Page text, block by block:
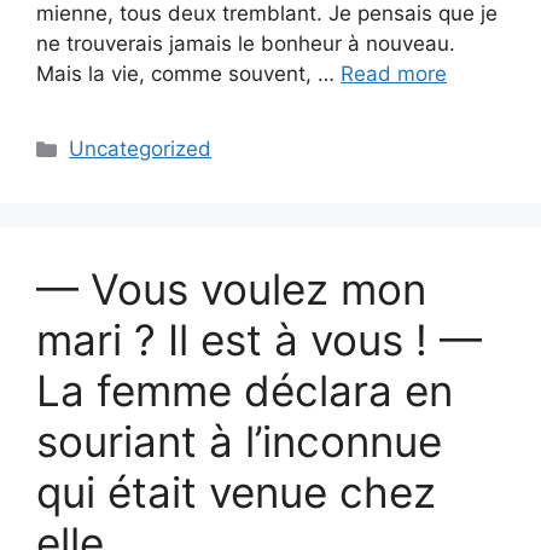
mienne, tous deux tremblant. Je pensais que je
ne trouverais jamais le bonheur à nouveau.
Mais la vie, comme souvent, … Read more
Categories
Uncategorized
— Vous voulez mon
mari ? Il est à vous ! —
La femme déclara en
souriant à l’inconnue
qui était venue chez